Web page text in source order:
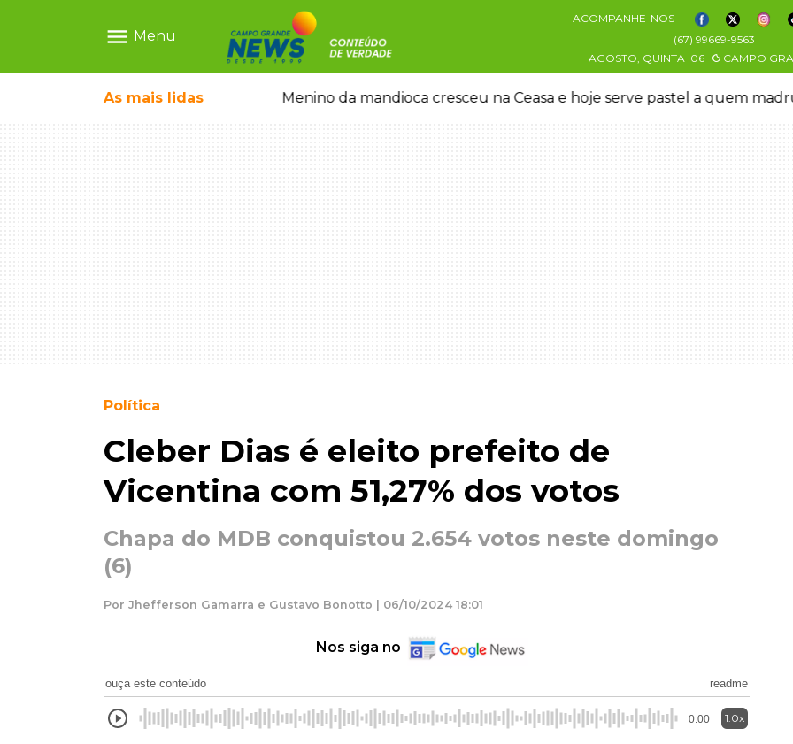
menu Menu
ACOMPANHE-NOS
(67) 99669-9563
AGOSTO, QUINTA 06 CAMPO
As mais lidas
não reconhece o filho queimado Menino da mandioca cresceu na Ceasa e hoje serve pastel a quem
Política
Cleber Dias é eleito prefeito de
Vicentina com 51,27% dos votos
Chapa do MDB conquistou 2.654 votos neste domingo
(6)
Por Jhefferson Gamarra e Gustavo Bonotto | 06/10/2024 18:01
Nos siga no
ouça este conteúdo readme
0:00 1.0x